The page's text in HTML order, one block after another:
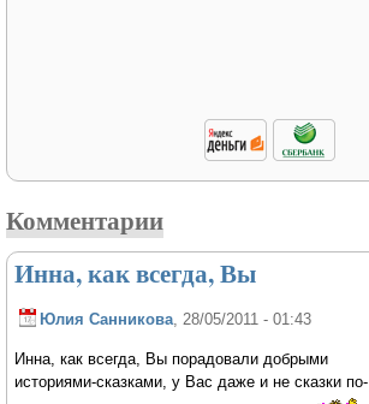
Комментарии
Инна, как всегда, Вы
Юлия Санникова , 28/05/2011 - 01:43
Инна, как всегда, Вы порадовали добрыми
историями-сказками, у Вас даже и не сказки по-